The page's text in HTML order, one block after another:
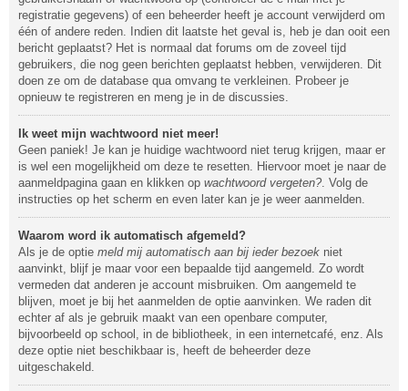
registratie gegevens) of een beheerder heeft je account verwijderd om
één of andere reden. Indien dit laatste het geval is, heb je dan ooit een
bericht geplaatst? Het is normaal dat forums om de zoveel tijd
gebruikers, die nog geen berichten geplaatst hebben, verwijderen. Dit
doen ze om de database qua omvang te verkleinen. Probeer je
opnieuw te registreren en meng je in de discussies.
Ik weet mijn wachtwoord niet meer!
Geen paniek! Je kan je huidige wachtwoord niet terug krijgen, maar er
is wel een mogelijkheid om deze te resetten. Hiervoor moet je naar de
aanmeldpagina gaan en klikken op wachtwoord vergeten?. Volg de
instructies op het scherm en even later kan je je weer aanmelden.
Waarom word ik automatisch afgemeld?
Als je de optie meld mij automatisch aan bij ieder bezoek niet
aanvinkt, blijf je maar voor een bepaalde tijd aangemeld. Zo wordt
vermeden dat anderen je account misbruiken. Om aangemeld te
blijven, moet je bij het aanmelden de optie aanvinken. We raden dit
echter af als je gebruik maakt van een openbare computer,
bijvoorbeeld op school, in de bibliotheek, in een internetcafé, enz. Als
deze optie niet beschikbaar is, heeft de beheerder deze
uitgeschakeld.